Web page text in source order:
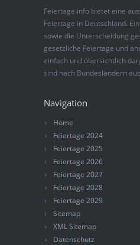
Feiertage.info bietet eine
Feiertage in Deutschland.
sowie die Unterscheidung
gesetzliche Feiertage und
einfach und übersichtlich
sind nach Bundesländern
Navigation
Home
Feiertage 2024
Feiertage 2025
Feiertage 2026
Feiertage 2027
Feiertage 2028
Feiertage 2029
Sitemap
XML Sitemap
Datenschutz